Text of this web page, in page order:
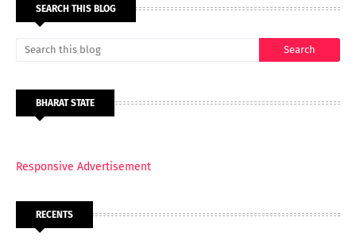
SEARCH THIS BLOG
BHARAT STATE
Responsive Advertisement
RECENTS